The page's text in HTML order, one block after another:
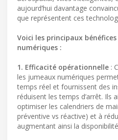
aujourd’hui davantage
que représentent ces
Voici les principaux
numériques :
1. Efficacité opérationnelle :
les jumeaux numériques
temps réel et fournissent des
réduisent les temps d’arrêt. Ils
optimiser les calendriers de
préventive vs réactive) et à
augmentant ainsi la